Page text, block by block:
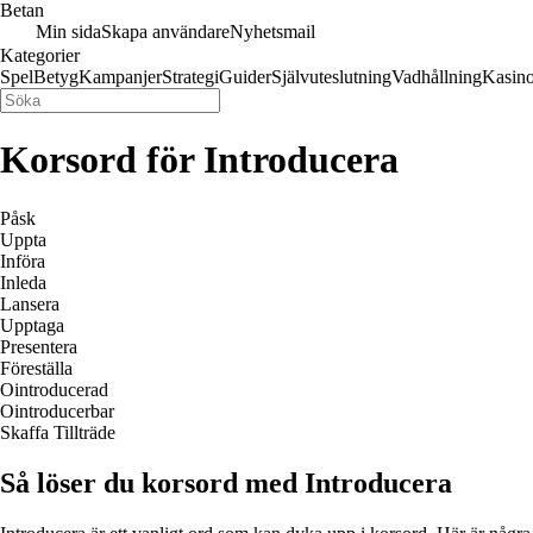
Betan
Min sidaSkapa användareNyhetsmail
Kategorier
SpelBetygKampanjerStrategiGuiderSjälvuteslutningVadhållning
Korsord för Introducera
Påsk
Uppta
Införa
Inleda
Lansera
Upptaga
Presentera
Föreställa
Ointroducerad
Ointroducerbar
Skaffa Tillträde
Så löser du korsord med Introducera